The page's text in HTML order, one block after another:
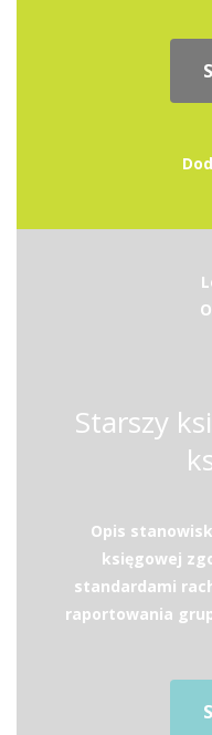
Starszy
Opis
księgowej
standardami
raportowania